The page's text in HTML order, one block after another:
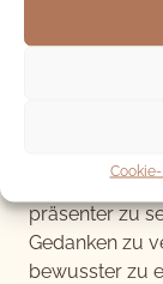
wurde zu
EIN LEBEN
präsenter zu
Gedanken zu
bewusster zu